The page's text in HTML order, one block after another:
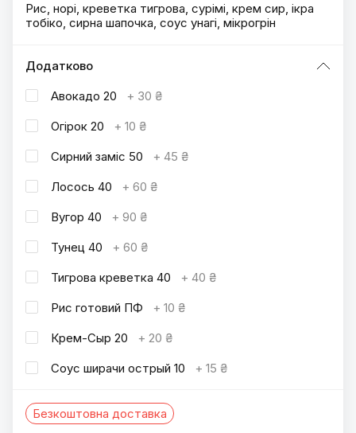
Рис, норі, креветка тигрова, сурімі, крем сир, ікра
тобіко, сирна шапочка, соус унагі, мікрогрін
Додатково
Авокадо 20
+ 30 ₴
Огірок 20
+ 10 ₴
Сирний заміс 50
+ 45 ₴
Лосось 40
+ 60 ₴
Вугор 40
+ 90 ₴
Тунец 40
+ 60 ₴
Тигрова креветка 40
+ 40 ₴
Рис готовий ПФ
+ 10 ₴
Крем-Сыр 20
+ 20 ₴
Соус ширачи острый 10
+ 15 ₴
Безкоштовна доставка